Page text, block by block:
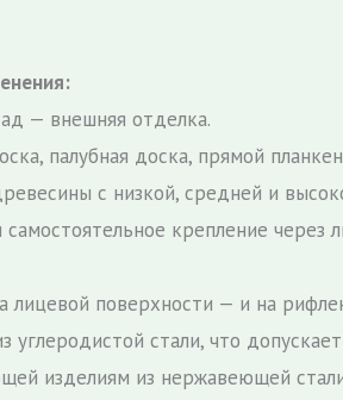
— внешняя отделка.
палубная доска, прямой
с низкой, средней и
самостоятельное крепление через
лицевой поверхности — и на
углеродистой стали, что
изделиям из нержавеющей